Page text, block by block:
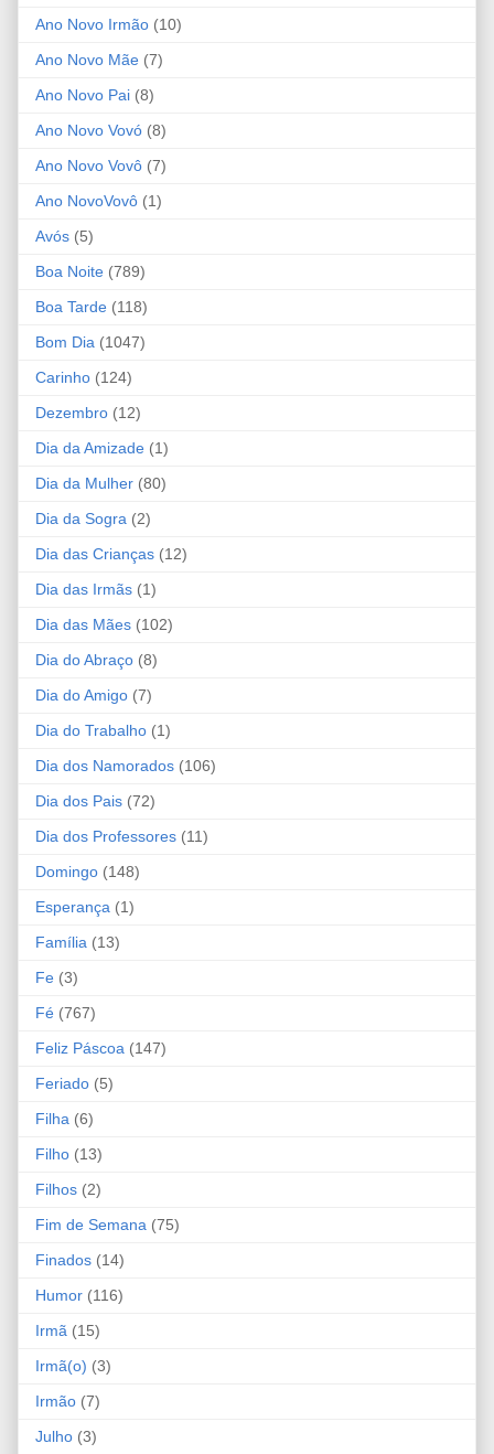
Ano Novo Irmão (10)
Ano Novo Mãe (7)
Ano Novo Pai (8)
Ano Novo Vovó (8)
Ano Novo Vovô (7)
Ano NovoVovô (1)
Avós (5)
Boa Noite (789)
Boa Tarde (118)
Bom Dia (1047)
Carinho (124)
Dezembro (12)
Dia da Amizade (1)
Dia da Mulher (80)
Dia da Sogra (2)
Dia das Crianças (12)
Dia das Irmãs (1)
Dia das Mães (102)
Dia do Abraço (8)
Dia do Amigo (7)
Dia do Trabalho (1)
Dia dos Namorados (106)
Dia dos Pais (72)
Dia dos Professores (11)
Domingo (148)
Esperança (1)
Família (13)
Fe (3)
Fé (767)
Feliz Páscoa (147)
Feriado (5)
Filha (6)
Filho (13)
Filhos (2)
Fim de Semana (75)
Finados (14)
Humor (116)
Irmã (15)
Irmã(o) (3)
Irmão (7)
Julho (3)